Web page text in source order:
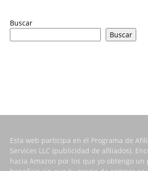
Buscar
Buscar
Esta web participa en el Programa de
Services LLC (publicidad de afiliados).
hacia Amazon por los que yo obtengo un